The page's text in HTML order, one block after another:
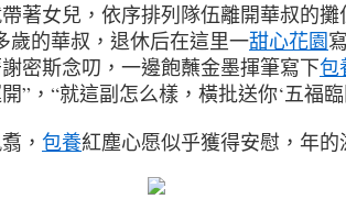
女兒，依序排列隊伍離開華叔的攤
歲的華叔，退休后在這里一甜心花園
密斯念叨，一邊飽蘸金墨揮筆寫下包
”，“就這副怎么樣，橫批送你‘五福臨
， 包養紅塵心愿似乎獲得安慰，年的